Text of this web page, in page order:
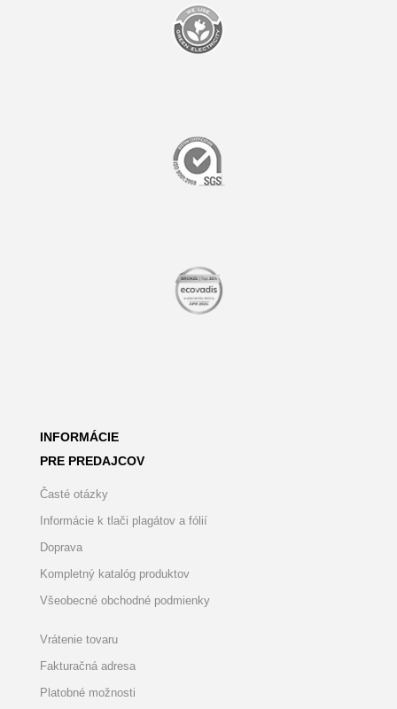
INFORMÁCIE
PRE PREDAJCOV
Časté otázky
Informácie k tlači plagátov a fólií
Doprava
Kompletný katalóg produktov
Všeobecné obchodné podmienky
Vrátenie tovaru
Fakturačná adresa
Platobné možnosti